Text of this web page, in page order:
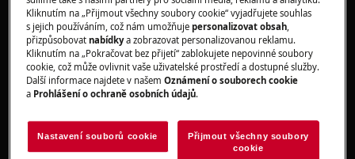
Sušičku s tepelným čerpadlem
Řešení
1. Spotřebič pracuje správně.
2. Doba sušení se počítá v závislosti na
různých parametrech, jako je například:
okolní teplota
Kliknutím na „Přijmout všechny soubory cookie“ vyjadřujete souhlas
s jejich používáním, což nám umožňujepersonalizovat obsah,
přizpůsobovatnabídkya zobrazovat personalizovanou reklamu.
Kliknutím na „Pokračovat bez přijetí“ zablokujete nepovinné soubory
cookie, což může ovlivnit vaše uživatelské prostředí a dostupné služby.
Další informace najdete v našemOznámení o souborech cookie
a Prohlášení o ochraně osobních údajů.
Nastavení souborů cookie
Přijmout všechny soubory
cookie